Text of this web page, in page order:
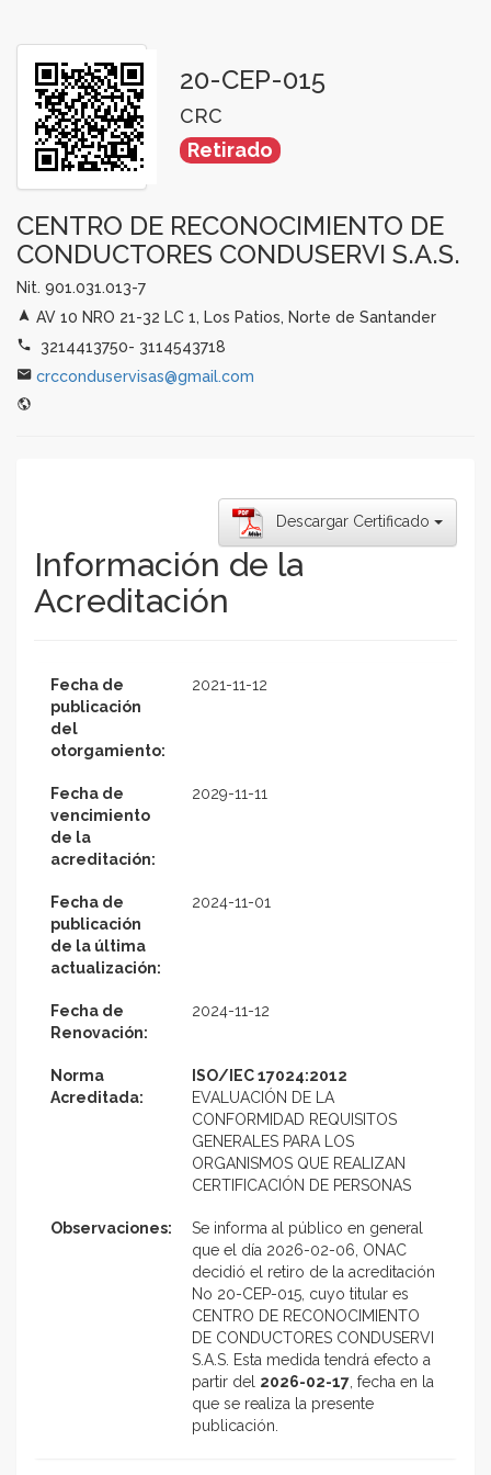
20-CEP-015
CRC
Retirado
CENTRO DE RECONOCIMIENTO DE
CONDUCTORES CONDUSERVI S.A.S.
Nit. 901.031.013-7
AV 10 NRO 21-32 LC 1, Los Patios, Norte de Santander
3214413750- 3114543718
crcconduservisas@gmail.com
Descargar Certificado
Información de la
Acreditación
Fecha de
publicación
del
otorgamiento:
2021-11-12
Fecha de
vencimiento
de la
acreditación:
2029-11-11
Fecha de
publicación
de la última
actualización:
2024-11-01
Fecha de
Renovación:
2024-11-12
Norma
Acreditada:
ISO/IEC 17024:2012
EVALUACIÓN DE LA
CONFORMIDAD REQUISITOS
GENERALES PARA LOS
ORGANISMOS QUE REALIZAN
CERTIFICACIÓN DE PERSONAS
Observaciones:
Se informa al público en general
que el día 2026-02-06, ONAC
decidió el retiro de la acreditación
No 20-CEP-015, cuyo titular es
CENTRO DE RECONOCIMIENTO
DE CONDUCTORES CONDUSERVI
S.A.S. Esta medida tendrá efecto a
partir del 2026-02-17, fecha en la
que se realiza la presente
publicación.